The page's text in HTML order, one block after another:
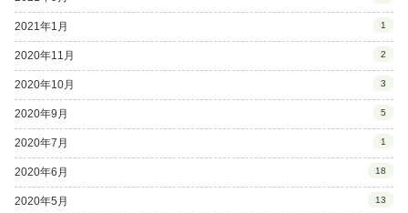
2021年1月 1
2020年11月 2
2020年10月 3
2020年9月 5
2020年7月 1
2020年6月 18
2020年5月 13